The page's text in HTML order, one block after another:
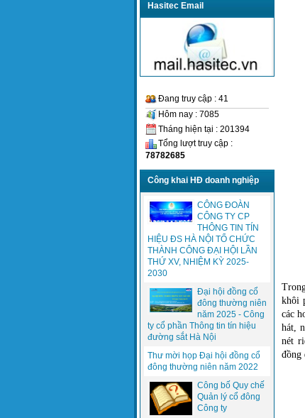
Hasitec Email
Đang truy cập : 41
Hôm nay : 7085
Tháng hiện tại : 201394
Tổng lượt truy cập :
78782685
Công khai HĐ doanh nghiệp
CÔNG ĐOÀN
CÔNG TY CP
THÔNG TIN TÍN
HIỆU ĐS HÀ NỘI TỔ CHỨC
THÀNH CÔNG ĐẠI HỘI LẦN
THỨ XV, NHIỆM KỲ 2025-
2030
Đại hội đồng cổ
đông thường niên
năm 2025 - Công
ty cổ phần Thông tin tín hiệu
đường sắt Hà Nội
Thư mời họp Đại hội đồng cổ
đông thường niên năm 2022
Công bố Quy chế
Quản lý cổ đông
Công ty
khôi
các
hát,
nét
đồng